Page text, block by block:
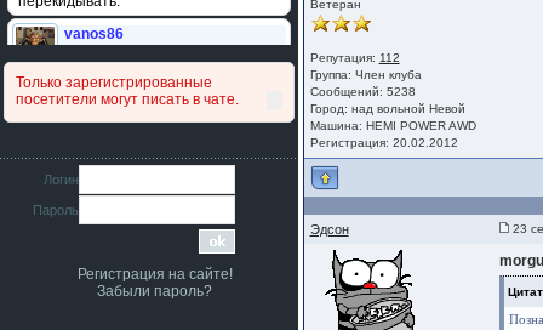
vanos86
сравнивал подушку акпп бензиновой и
дизельной машины намера
4578063AG и 4578061AG? По фото
iMrCoffeeBLR4
11 июля 2026
[b]era124[/b],
Ага понял буду знать спасибо
era124
7 июля 2026
Только зарегистрированные
посетители могут писать в чате.
Логин
Пароль
Регистрация на сайте!
Забыли пароль?
Ветеран
Репутация: 112
Группа: Член клуба
Сообщений: 5238
Город: над вольной Невой
Машина: HEMI POWER AWD
Регистрация: 20.02.2012
Эдсон 23